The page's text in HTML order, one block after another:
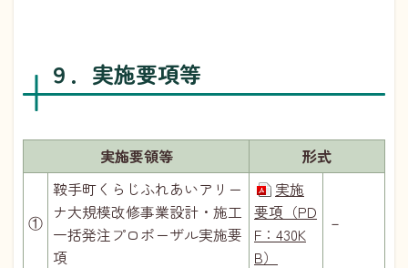
９．実施要項等
実施要領等 形式
①
鞍手町くらじふれあいアリー
ナ大規模改修事業設計・施工
一括発注プロポーザル実施要
項
実施
要項（PD
F：430K
B）
－